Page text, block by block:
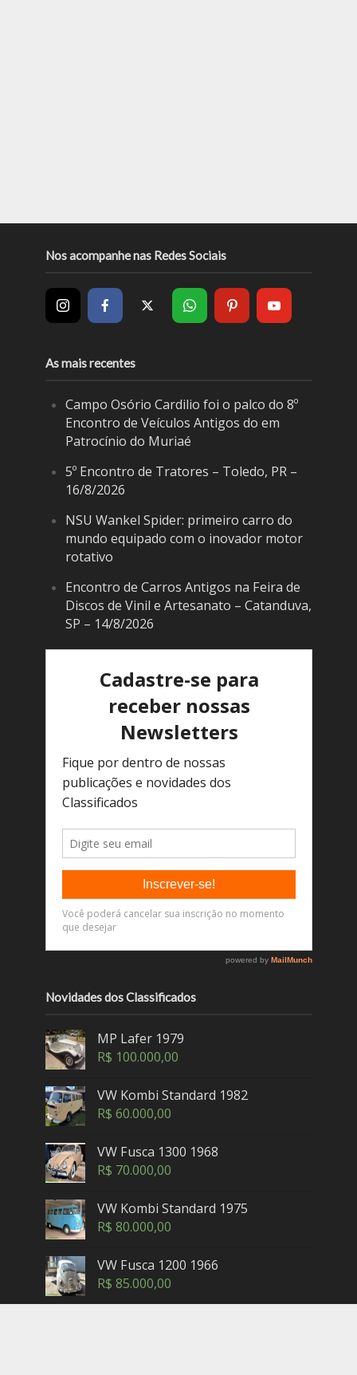
Nos acompanhe nas Redes Sociais
As mais recentes
Campo Osório Cardilio foi o palco do 8º
Encontro de Veículos Antigos do em
Patrocínio do Muriaé
5º Encontro de Tratores – Toledo, PR –
16/8/2026
NSU Wankel Spider: primeiro carro do
mundo equipado com o inovador motor
rotativo
Encontro de Carros Antigos na Feira de
Discos de Vinil e Artesanato – Catanduva,
SP – 14/8/2026
Novidades dos Classificados
MP Lafer 1979
R$ 100.000,00
VW Kombi Standard 1982
R$ 60.000,00
VW Fusca 1300 1968
R$ 70.000,00
VW Kombi Standard 1975
R$ 80.000,00
VW Fusca 1200 1966
R$ 85.000,00